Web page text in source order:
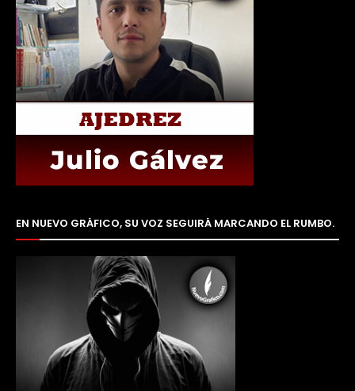
EN NUEVO GRÁFICO, SU VOZ SEGUIRÁ MARCANDO EL RUMBO.